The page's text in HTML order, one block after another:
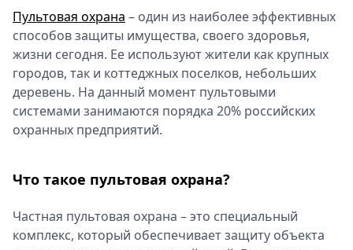
Театр
Кино
Афиша
Книги
Выставки
Пресс-
релизы
Metro
Спецпроекты
Звезды
Пультовая охрана – один из наиболее эффективных
способов защиты имущества, своего здоровья,
жизни сегодня. Ее используют жители как крупных
городов, так и коттеджных поселков, небольших
деревень. На данный момент пультовыми
системами занимаются порядка 20% российских
охранных предприятий.
Что такое пультовая охрана?
Частная пультовая охрана – это специальный
комплекс, который обеспечивает защиту объекта